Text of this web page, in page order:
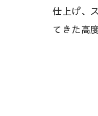
仕上げ、
てきた高